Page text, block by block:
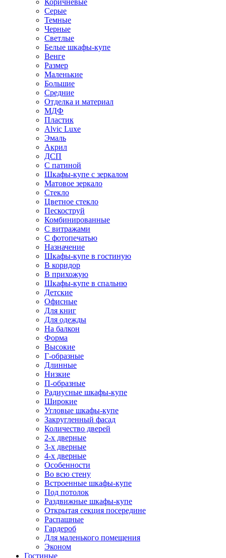
Коричневые
Серые
Темные
Черные
Светлые
Белые шкафы-купе
Венге
Размер
Маленькие
Большие
Средние
Отделка и материал
МДФ
Пластик
Alvic Luxe
Эмаль
Акрил
ДСП
С патиной
Шкафы-купе с зеркалом
Матовое зеркало
Стекло
Цветное стекло
Пескоструй
Комбинированные
С витражами
С фотопечатью
Назначение
Шкафы-купе в гостиную
В коридор
В прихожую
Шкафы-купе в спальню
Детские
Офисные
Для книг
Для одежды
На балкон
Форма
Высокие
Г-образные
Длинные
Низкие
П-образные
Радиусные шкафы-купе
Широкие
Угловые шкафы-купе
Закругленный фасад
Количество дверей
2-х дверные
3-х дверные
4-х дверные
Особенности
Во всю стену
Встроенные шкафы-купе
Под потолок
Раздвижные шкафы-купе
Открытая секция посередине
Распашные
Гардероб
Для маленького помещения
Эконом
Гостиные